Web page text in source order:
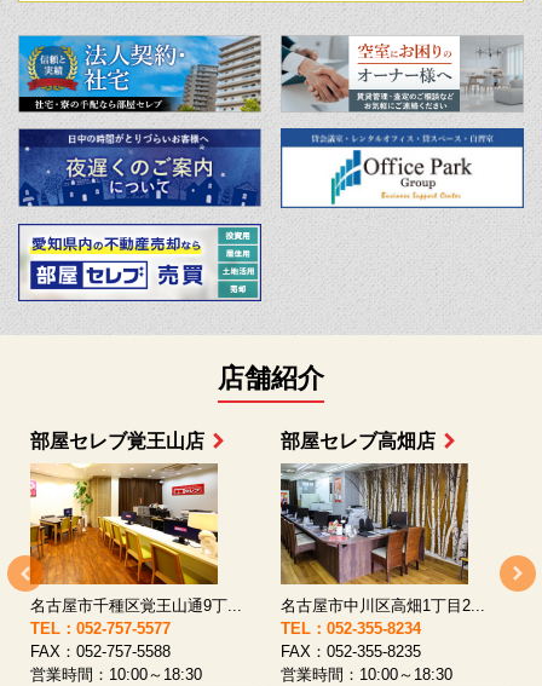
店舗紹介
部屋セレブ上小田井店
名古屋市西区八筋町277 ...
TEL：052-508-5933
FAX：052-508-5930
営業時間：10:00～18:30
部屋セレブ中村店
名古屋市中村区太閤通9-1...
TEL：052-481-0853
FAX：052-481-3587
営業時間：10:00～18:30